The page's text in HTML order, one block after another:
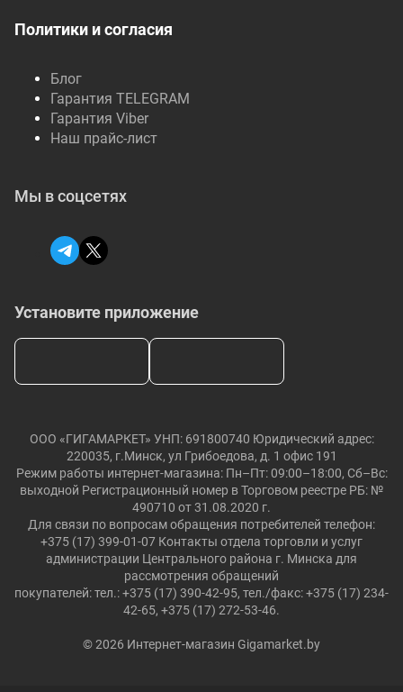
Политики и согласия
Блог
Гарантия TELEGRAM
Гарантия Viber
Наш прайс-лист
Установите приложение
Мы в соцсетях
ООО «ГИГАМАРКЕТ» УНП: 691800740 Юридический адрес:
220035, г.Минск, ул Грибоедова, д. 1 офис 191
Режим работы интернет-магазина: Пн–Пт: 09:00–18:00, Сб–Вс:
выходной Регистрационный номер в Торговом реестре РБ: №
490710 от 31.08.2020 г.
Для связи по вопросам обращения потребителей телефон:
+375 (17) 399-01-07 Контакты отдела торговли и услуг
администрации Центрального района г. Минска для
рассмотрения обращений
покупателей: тел.: +375 (17) 390-42-95, тел./факс: +375 (17) 234-
42-65, +375 (17) 272-53-46.
© 2026 Интернет-магазин Gigamarket.by